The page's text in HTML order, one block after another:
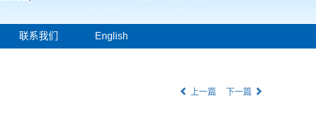
联系我们 English
上一篇 下一篇